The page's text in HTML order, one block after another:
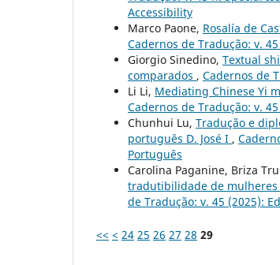
Accessibility
Marco Paone, Rosalía de
Cadernos de Tradução: v.
Giorgio Sinedino, Textual
comparados , Cadernos de
Li Li, Mediating Chinese Yi
Cadernos de Tradução: v.
Chunhui Lu, Tradução e
português D. José I ,
Português
Carolina Paganine, Briza
tradutibilidade de mulheres
de Tradução: v. 45 (2025):
<< < 24 25 26 27 28 29